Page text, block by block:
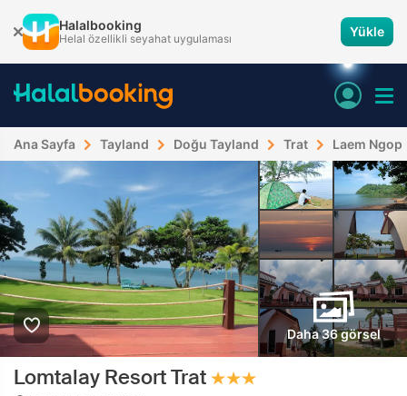
Halalbooking
Helal özellikli seyahat uygulaması Yükle
Ana Sayfa Tayland Doğu Tayland Trat Laem Ngop
Daha 36 görsel
Lomtalay Resort Trat